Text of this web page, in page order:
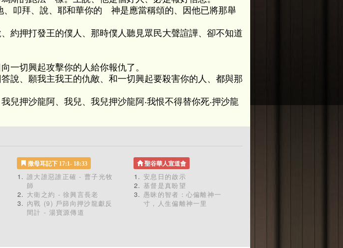
、叩拜、說、耶和華你的 神是應當稱頌的、因他已將那舉
約押打發王的僕人、那時僕人聽見眾民大聲諠譁、卻不知道
一切興起攻擊你的人給你報仇了。
說、願我主我王的仇敵、和一切興起要殺害你的人、都與那
兒押沙龍阿、我兒、我兒押沙龍阿‧我恨不得替你死‧押沙龍
撒母耳記下 17:1- 18:33
誰大誰惡誰正確 - 曹子光牧
師
大衛之約 - 徐興言長老
內戰 (9) 戶篩向押沙龍獻反
間計 - 湯寶源傳道
聖谷華人宣道會
安息日的啟示
基督是真盼望
愚昧的智者：心偏離神一
寸，人生偏離神一里